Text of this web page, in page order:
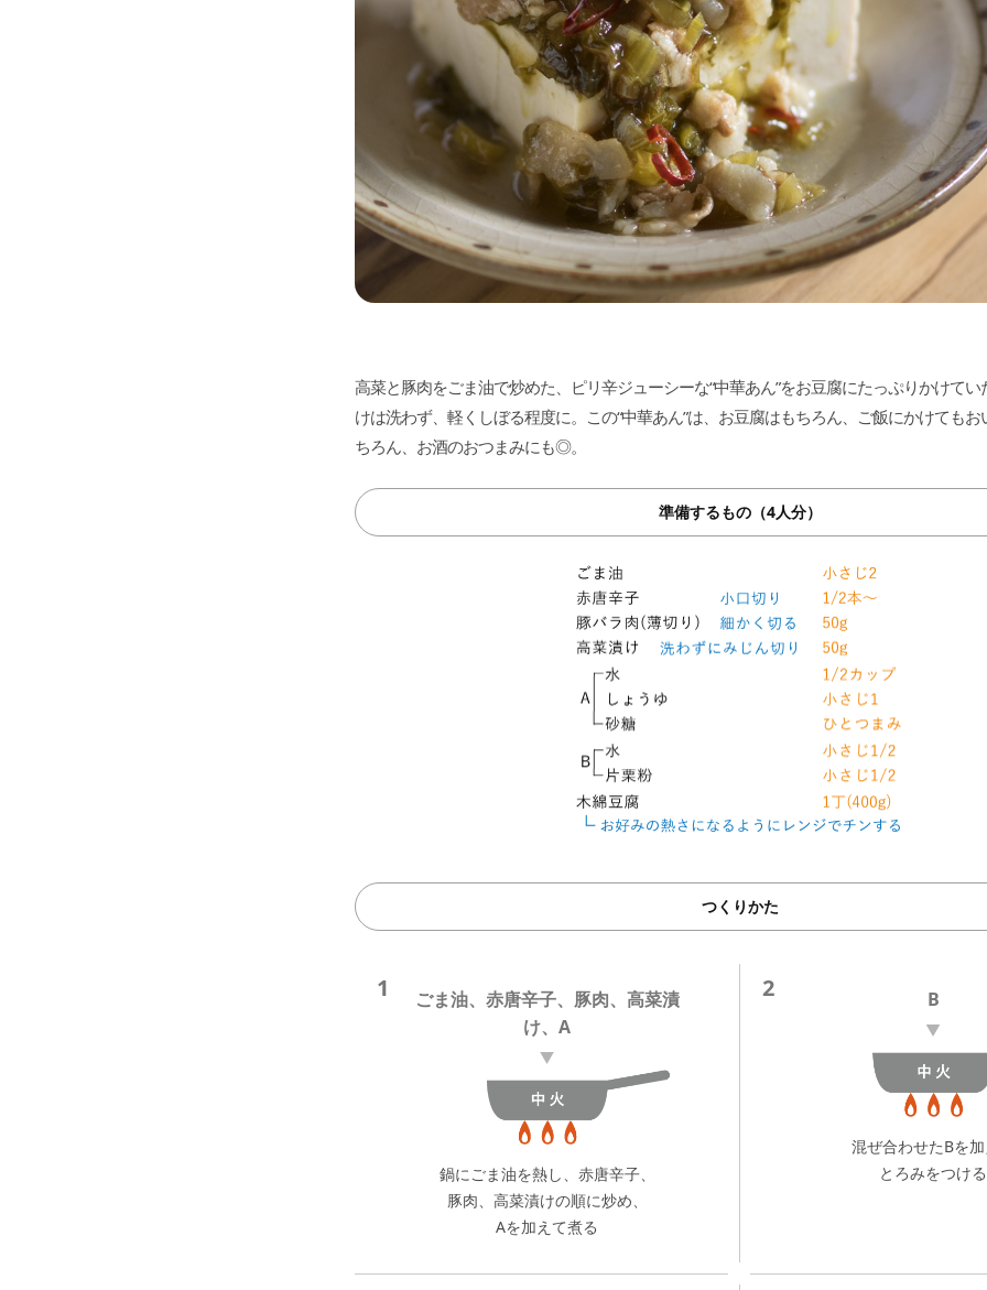
高菜と豚肉をごま油で炒めた、ピリ辛ジューシーな“中華あん”をお豆腐にたっぷりかけて
けは洗わず、軽くしぼる程度に。この“中華あん”は、お豆腐はもちろん、ご飯にかけても
ちろん、お酒のおつまみにも◎。
準備するもの（4人分）
つくりかた
1
ごま油、赤唐辛子、豚肉、高菜漬
け、A
鍋にごま油を熱し、赤唐辛子、
豚肉、高菜漬けの順に炒め、
Aを加えて煮る
2 B
混ぜ合わせたBを
とろみをつける